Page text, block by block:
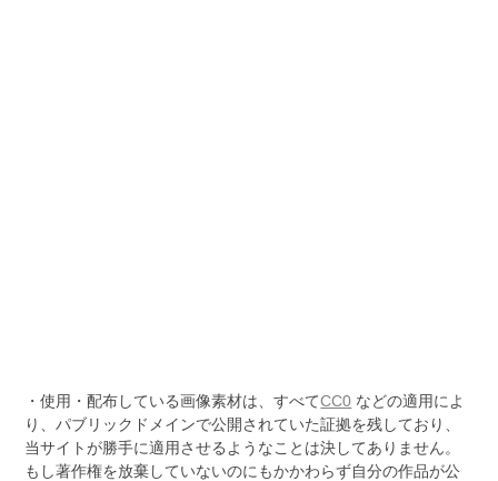
・使用・配布している画像素材は、すべてCC0 などの適用によ
り、パブリックドメインで公開されていた証拠を残しており、
当サイトが勝手に適用させるようなことは決してありません。
もし著作権を放棄していないのにもかかわらず自分の作品が公